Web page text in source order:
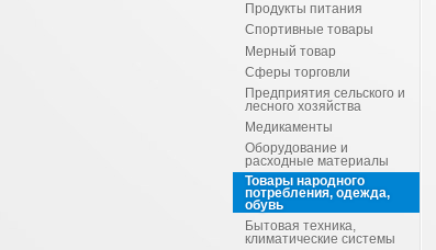
Продукты питания
Спортивные товары
Мерный товар
Сферы торговли
Предприятия сельского и
лесного хозяйства
Медикаменты
Оборудование и
расходные материалы
Товары народного
потребления, одежда,
обувь
Бытовая техника,
климатические системы